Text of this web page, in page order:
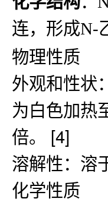
连，形成N-
物理性质
外观和性状
为白色加热
倍。 [4]
溶解性：溶
化学性质